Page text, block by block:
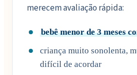
merecem avaliação rápida:
bebê menor de 3 meses
criança muito sonolenta,
difícil de acordar